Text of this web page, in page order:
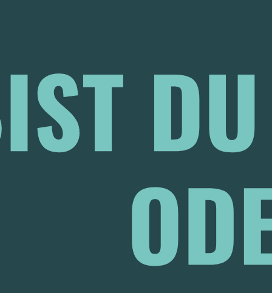
komplexe Malzaromen,
– eine Mischung, wie für
bis zum ersten Schluck